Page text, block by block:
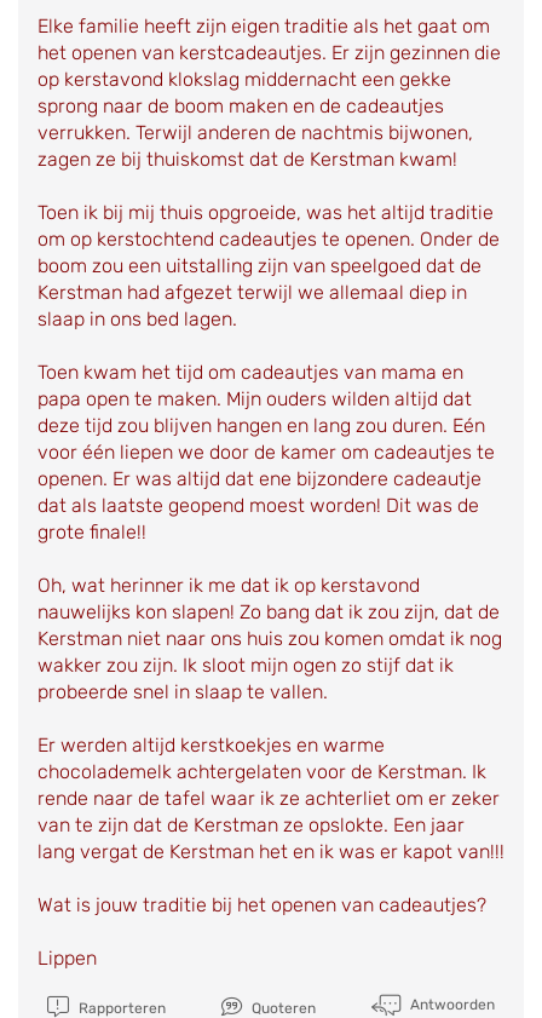
Elke familie heeft zijn eigen traditie als het gaat om
het openen van kerstcadeautjes. Er zijn gezinnen die
op kerstavond klokslag middernacht een gekke
sprong naar de boom maken en de cadeautjes
verrukken. Terwijl anderen de nachtmis bijwonen,
zagen ze bij thuiskomst dat de Kerstman kwam!
Toen ik bij mij thuis opgroeide, was het altijd traditie
om op kerstochtend cadeautjes te openen. Onder de
boom zou een uitstalling zijn van speelgoed dat de
Kerstman had afgezet terwijl we allemaal diep in
slaap in ons bed lagen.
Toen kwam het tijd om cadeautjes van mama en
papa open te maken. Mijn ouders wilden altijd dat
deze tijd zou blijven hangen en lang zou duren. Eén
voor één liepen we door de kamer om cadeautjes te
openen. Er was altijd dat ene bijzondere cadeautje
dat als laatste geopend moest worden! Dit was de
grote finale!!
Oh, wat herinner ik me dat ik op kerstavond
nauwelijks kon slapen! Zo bang dat ik zou zijn, dat de
Kerstman niet naar ons huis zou komen omdat ik nog
wakker zou zijn. Ik sloot mijn ogen zo stijf dat ik
probeerde snel in slaap te vallen.
Er werden altijd kerstkoekjes en warme
chocolademelk achtergelaten voor de Kerstman. Ik
rende naar de tafel waar ik ze achterliet om er zeker
van te zijn dat de Kerstman ze opslokte. Een jaar
lang vergat de Kerstman het en ik was er kapot van!!!
Wat is jouw traditie bij het openen van cadeautjes?
Lippen
Rapporteren Quoteren Antwoorden